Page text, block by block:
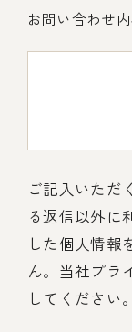
お問い合わせ
ご記入いただ
る返信以外に
した個人情報
ん。当社プラ
してください。